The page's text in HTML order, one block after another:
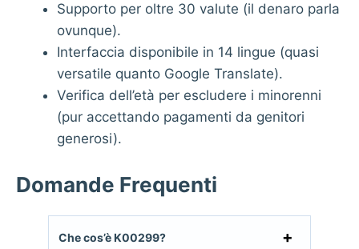
Supporto per oltre 30 valute (il denaro parla
ovunque).
Interfaccia disponibile in 14 lingue (quasi
versatile quanto Google Translate).
Verifica dell’età per escludere i minorenni
(pur accettando pagamenti da genitori
generosi).
Domande Frequenti
Che cos’è K00299?